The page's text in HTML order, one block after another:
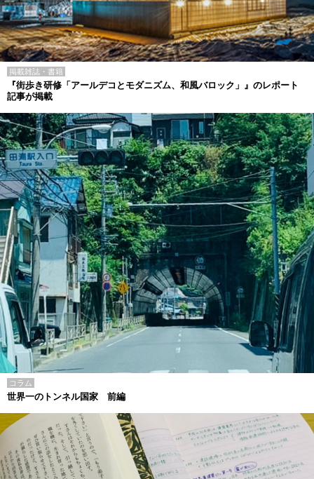
掲載雑誌・書籍
『街歩き研修「アールデコとモダニズム、和風バロック」』のレポート
記事が掲載
コラム
世界一のトンネル国家 前編